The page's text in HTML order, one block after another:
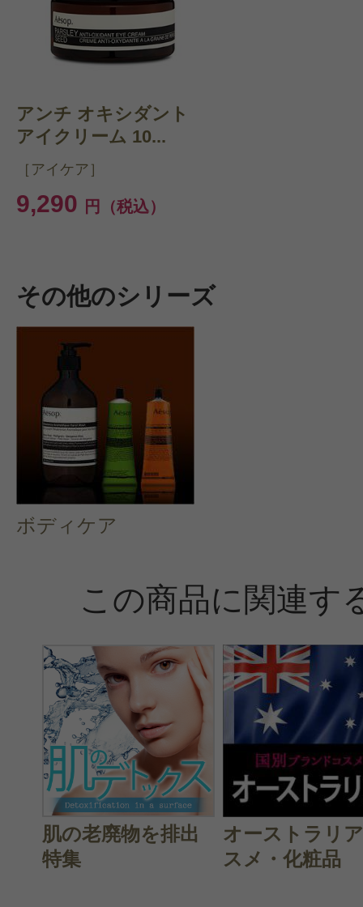
アンチ オキシダント
アイクリーム 10...
［アイケア］
9,290 円（税込）
その他のシリーズ
ボディケア
この商品に関連す
肌の老廃物を排出
特集
オーストラリ
スメ・化粧品